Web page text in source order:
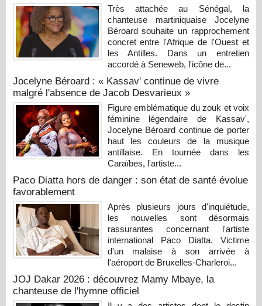
Très attachée au Sénégal, la
chanteuse martiniquaise Jocelyne
Béroard souhaite un rapprochement
concret entre l'Afrique de l'Ouest et
les Antilles. Dans un entretien
accordé à Seneweb, l'icône de...
Jocelyne Béroard : « Kassav' continue de vivre
malgré l'absence de Jacob Desvarieux »
Figure emblématique du zouk et voix
féminine légendaire de Kassav',
Jocelyne Béroard continue de porter
haut les couleurs de la musique
antillaise. En tournée dans les
Caraïbes, l'artiste...
Paco Diatta hors de danger : son état de santé évolue
favorablement
Après plusieurs jours d'inquiétude,
les nouvelles sont désormais
rassurantes concernant l'artiste
international Paco Diatta. Victime
d'un malaise à son arrivée à
l'aéroport de Bruxelles-Charleroi...
JOJ Dakar 2026 : découvrez Mamy Mbaye, la
chanteuse de l'hymne officiel